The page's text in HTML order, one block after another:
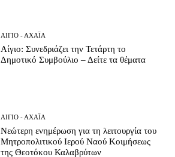
ΑΊΓΙΟ - ΑΧΑΪ́Α
Αίγιο: Συνεδριάζει την Τετάρτη το
Δημοτικό Συμβούλιο – Δείτε τα θέματα
ΑΊΓΙΟ - ΑΧΑΪ́Α
Νεώτερη ενημέρωση για τη λειτουργία του
Μητροπολιτικού Ιερού Ναού Κοιμήσεως
της Θεοτόκου Καλαβρύτων